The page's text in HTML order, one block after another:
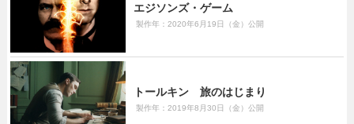
エジソンズ・ゲーム
製作年：2020年6月19日（金）公開
トールキン 旅のはじまり
製作年：2019年8月30日（金）公開